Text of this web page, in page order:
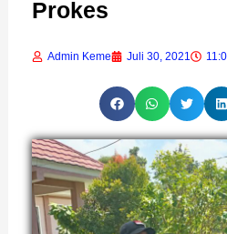
Prokes
Admin Keme Juli 30, 2021